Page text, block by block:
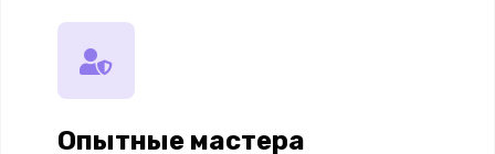
Опытные мастера